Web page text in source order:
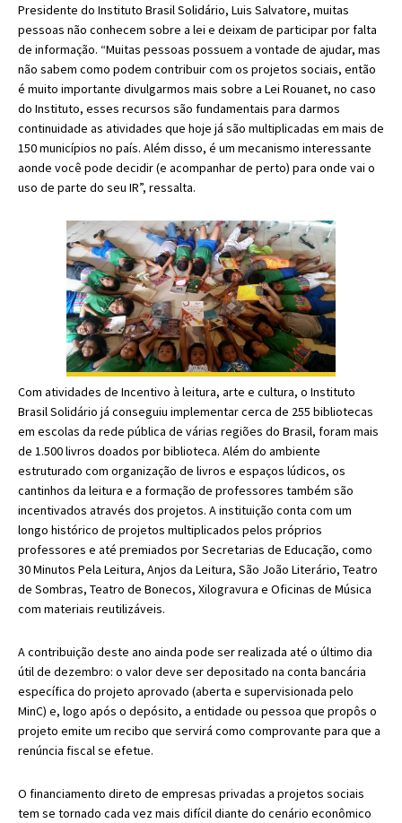
Presidente do Instituto Brasil Solidário, Luis Salvatore, muitas
pessoas não conhecem sobre a lei e deixam de participar por falta
de informação. “Muitas pessoas possuem a vontade de ajudar, mas
não sabem como podem contribuir com os projetos sociais, então
é muito importante divulgarmos mais sobre a Lei Rouanet, no caso
do Instituto, esses recursos são fundamentais para darmos
continuidade as atividades que hoje já são multiplicadas em mais de
150 municípios no país. Além disso, é um mecanismo interessante
aonde você pode decidir (e acompanhar de perto) para onde vai o
uso de parte do seu IR”, ressalta.
Com atividades de Incentivo à leitura, arte e cultura, o Instituto
Brasil Solidário já conseguiu implementar cerca de 255 bibliotecas
em escolas da rede pública de várias regiões do Brasil, foram mais
de 1.500 livros doados por biblioteca. Além do ambiente
estruturado com organização de livros e espaços lúdicos, os
cantinhos da leitura e a formação de professores também são
incentivados através dos projetos. A instituição conta com um
longo histórico de projetos multiplicados pelos próprios
professores e até premiados por Secretarias de Educação, como
30 Minutos Pela Leitura, Anjos da Leitura, São João Literário, Teatro
de Sombras, Teatro de Bonecos, Xilogravura e Oficinas de Música
com materiais reutilizáveis.
A contribuição deste ano ainda pode ser realizada até o último dia
útil de dezembro: o valor deve ser depositado na conta bancária
específica do projeto aprovado (aberta e supervisionada pelo
MinC) e, logo após o depósito, a entidade ou pessoa que propôs o
projeto emite um recibo que servirá como comprovante para que a
renúncia fiscal se efetue.
O financiamento direto de empresas privadas a projetos sociais
tem se tornado cada vez mais difícil diante do cenário econômico